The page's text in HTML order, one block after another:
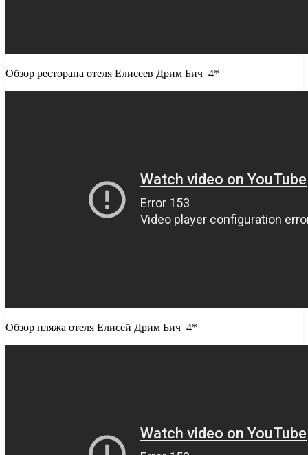
Обзор ресторана отеля Елисеев Дрим Бич 4*
Обзор пляжа отеля Елисей Дрим Бич 4*